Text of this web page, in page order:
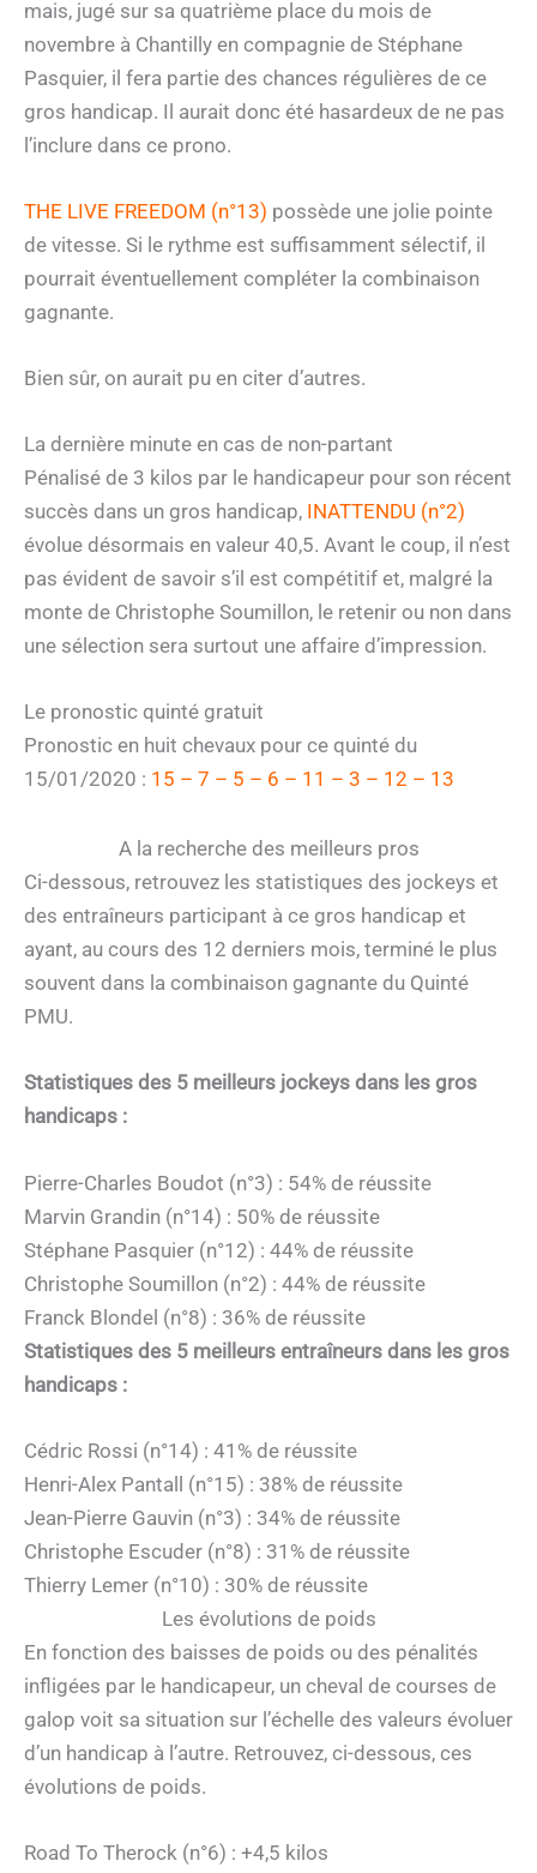
mais, jugé sur sa quatrième place du mois de
novembre à Chantilly en compagnie de Stéphane
Pasquier, il fera partie des chances régulières de ce
gros handicap. Il aurait donc été hasardeux de ne pas
l’inclure dans ce prono.
THE LIVE FREEDOM (n°13) possède une jolie pointe
de vitesse. Si le rythme est suffisamment sélectif, il
pourrait éventuellement compléter la combinaison
gagnante.
Bien sûr, on aurait pu en citer d’autres.
La dernière minute en cas de non-partant
Pénalisé de 3 kilos par le handicapeur pour son récent
succès dans un gros handicap, INATTENDU (n°2)
évolue désormais en valeur 40,5. Avant le coup, il n’est
pas évident de savoir s’il est compétitif et, malgré la
monte de Christophe Soumillon, le retenir ou non dans
une sélection sera surtout une affaire d’impression.
Le pronostic quinté gratuit
Pronostic en huit chevaux pour ce quinté du
15/01/2020 : 15 – 7 – 5 – 6 – 11 – 3 – 12 – 13
A la recherche des meilleurs pros
Ci-dessous, retrouvez les statistiques des jockeys et
des entraîneurs participant à ce gros handicap et
ayant, au cours des 12 derniers mois, terminé le plus
souvent dans la combinaison gagnante du Quinté
PMU.
Statistiques des 5 meilleurs jockeys dans les gros
handicaps :
Pierre-Charles Boudot (n°3) : 54% de réussite
Marvin Grandin (n°14) : 50% de réussite
Stéphane Pasquier (n°12) : 44% de réussite
Christophe Soumillon (n°2) : 44% de réussite
Franck Blondel (n°8) : 36% de réussite
Statistiques des 5 meilleurs entraîneurs dans les gros
handicaps :
Cédric Rossi (n°14) : 41% de réussite
Henri-Alex Pantall (n°15) : 38% de réussite
Jean-Pierre Gauvin (n°3) : 34% de réussite
Christophe Escuder (n°8) : 31% de réussite
Thierry Lemer (n°10) : 30% de réussite
Les évolutions de poids
En fonction des baisses de poids ou des pénalités
infligées par le handicapeur, un cheval de courses de
galop voit sa situation sur l’échelle des valeurs évoluer
d’un handicap à l’autre. Retrouvez, ci-dessous, ces
évolutions de poids.
Road To Therock (n°6) : +4,5 kilos